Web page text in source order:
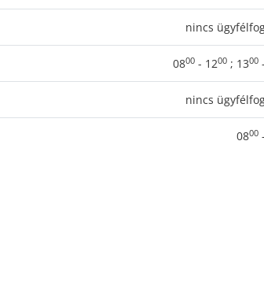
nincs
0800 - 1200 ; 1300
nincs
0800